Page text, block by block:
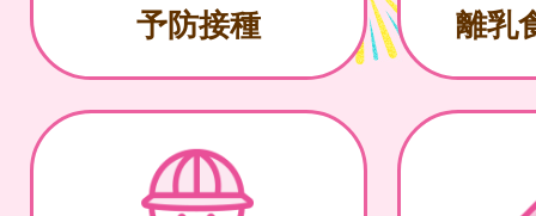
予防接種 離乳